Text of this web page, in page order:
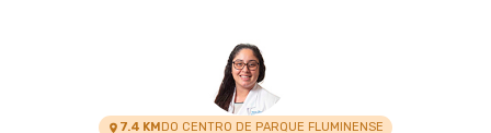
7.4 KMDO CENTRO DE PARQUE FLUMINENSE